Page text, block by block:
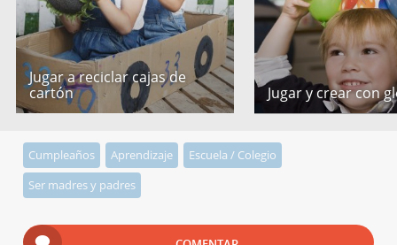
Jugar a reciclar cajas de
cartón
Jugar y crear con
Cumpleaños Aprendizaje
Escuela / Colegio
Ser madres y padres